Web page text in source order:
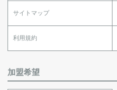
サイトマップ
利用規約
加盟希望